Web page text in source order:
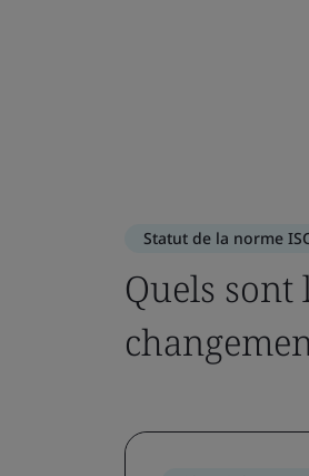
Statut de la norme
Quels